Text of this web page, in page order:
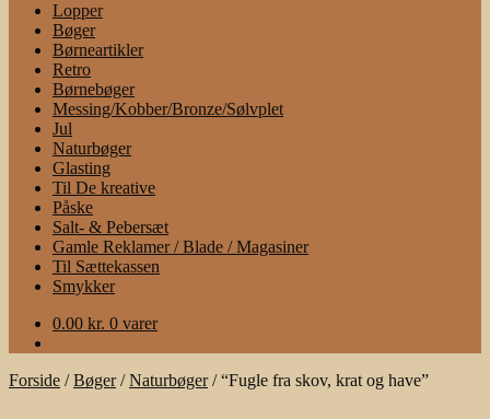
Lopper
Bøger
Børneartikler
Retro
Børnebøger
Messing/Kobber/Bronze/Sølvplet
Jul
Naturbøger
Glasting
Til De kreative
Påske
Salt- & Pebersæt
Gamle Reklamer / Blade / Magasiner
Til Sættekassen
Smykker
0.00 kr. 0 varer
Forside /Bøger/Naturbøger/“Fugle fra skov, krat og have”